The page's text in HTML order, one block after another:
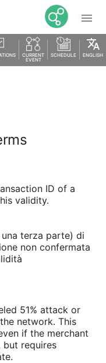

CURRENT
EVENT
SCHEDULE
translate
ENGLISH
ID of a
validity.
terza parte) di
non confermata
51% attack or
network. This
if the merchant
requires